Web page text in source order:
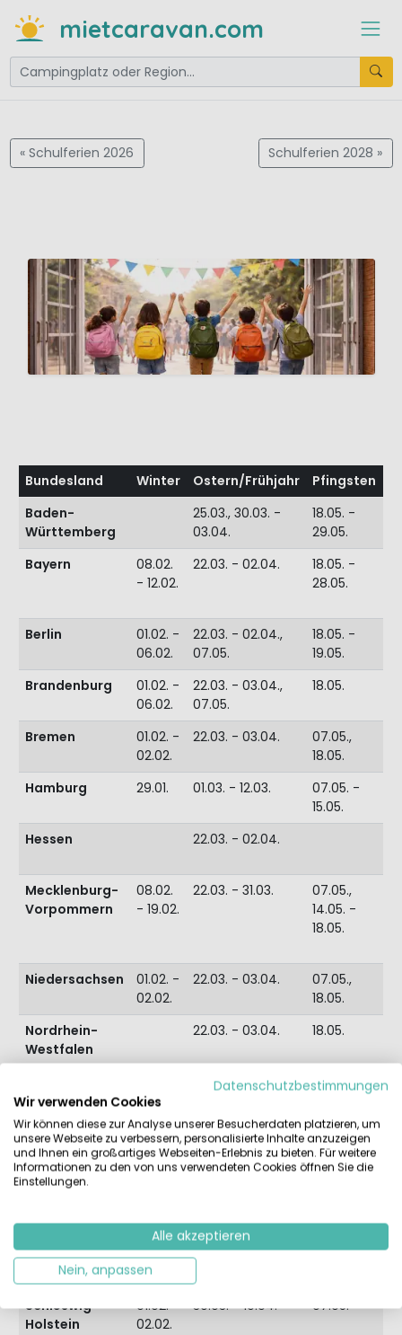
mietcaravan.com
« Schulferien 2026 Schulferien 2028 »
Bundesland Winter Ostern/Frühjahr Pfingsten
Baden-
Württemberg
25.03., 30.03. -
03.04.
18.05. -
29.05.
Bayern
08.02.
- 12.02.
22.03. - 02.04.
18.05. -
28.05.
Berlin
01.02. -
06.02.
22.03. - 02.04.,
07.05.
18.05. -
19.05.
Brandenburg
01.02. -
06.02.
22.03. - 03.04.,
07.05.
18.05.
Bremen
01.02. -
02.02.
22.03. - 03.04.
07.05.,
18.05.
Hamburg
29.01. 01.03. - 12.03.
07.05. -
15.05.
Hessen
22.03. - 02.04.
Mecklenburg-
Vorpommern
08.02.
- 19.02.
22.03. - 31.03.
07.05.,
14.05. -
18.05.
Niedersachsen
01.02. -
02.02.
22.03. - 03.04.
07.05.,
18.05.
Nordrhein-
Westfalen
22.03. - 03.04. 18.05.
Pfalz
22.03. - 02.04.
Saarland
08.02.
- 12.02.
30.03. - 09.04.
Sachsen
18.05.
Sachsen-
Anhalt
01.02. -
06.02.
22.03. - 27.03.
15.05. -
Schleswig-
Holstein
01.02. -
02.02.
30.03. - 10.04. 07.05.
Datenschutzbestimmungen
Wir verwenden Cookies
Wir können diese zur Analyse unserer Besucherdaten platzieren, um
unsere Webseite zu verbessern, personalisierte Inhalte anzuzeigen
und Ihnen ein großartiges Webseiten-Erlebnis zu bieten. Für weitere
Informationen zu den von uns verwendeten Cookies öffnen Sie die
Einstellungen.
Alle akzeptieren
Nein, anpassen